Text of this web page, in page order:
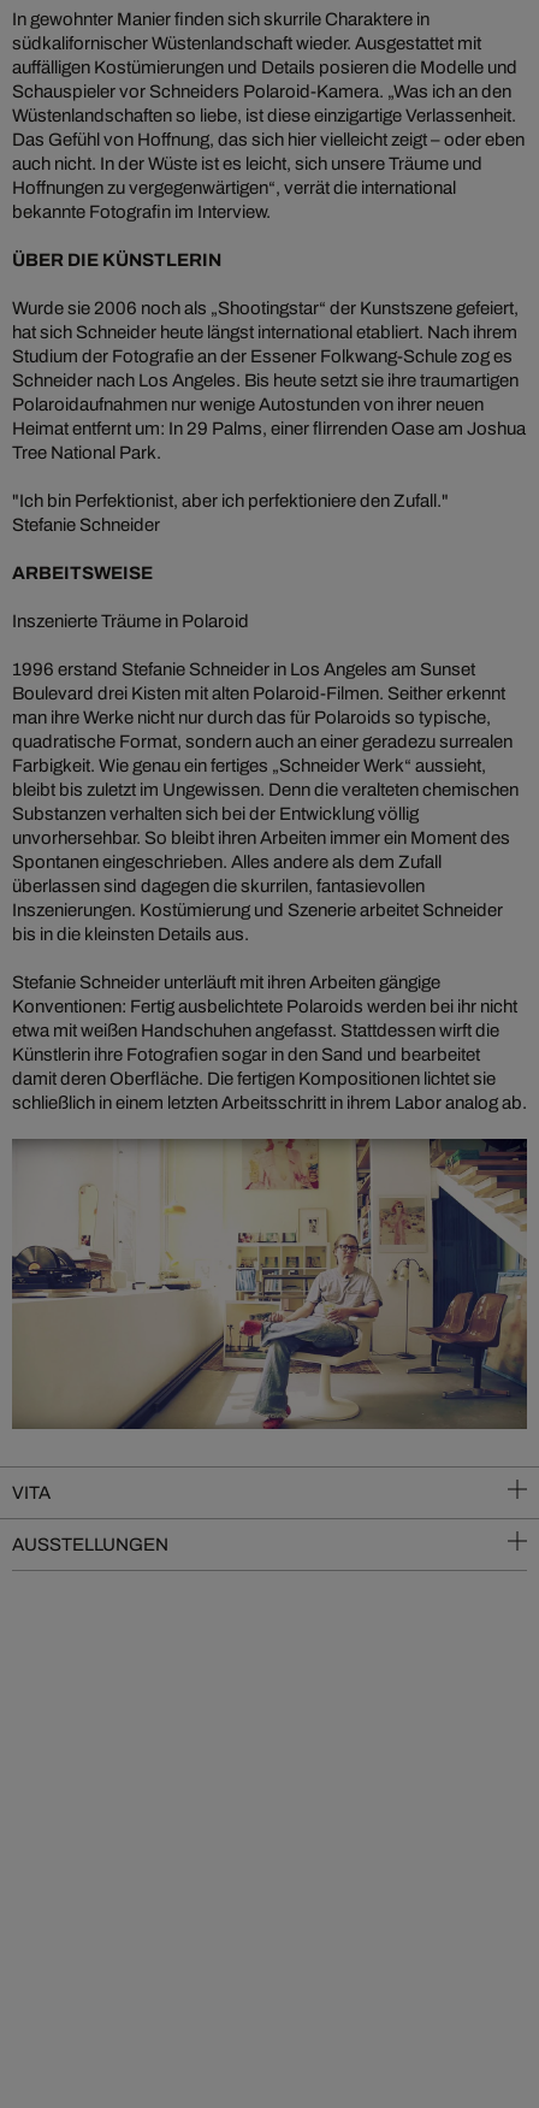
In gewohnter Manier finden sich skurrile Charaktere in
südkalifornischer Wüstenlandschaft wieder. Ausgestattet mit
auffälligen Kostümierungen und Details posieren die Modelle und
Schauspieler vor Schneiders Polaroid-Kamera. „Was ich an den
Wüstenlandschaften so liebe, ist diese einzigartige Verlassenheit.
Das Gefühl von Hoffnung, das sich hier vielleicht zeigt – oder eben
auch nicht. In der Wüste ist es leicht, sich unsere Träume und
Hoffnungen zu vergegenwärtigen“, verrät die international
bekannte Fotografin im Interview.
ÜBER DIE KÜNSTLERIN
Wurde sie 2006 noch als „Shootingstar“ der Kunstszene gefeiert,
hat sich Schneider heute längst international etabliert. Nach ihrem
Studium der Fotografie an der Essener Folkwang-Schule zog es
Schneider nach Los Angeles. Bis heute setzt sie ihre traumartigen
Polaroidaufnahmen nur wenige Autostunden von ihrer neuen
Heimat entfernt um: In 29 Palms, einer flirrenden Oase am Joshua
Tree National Park.
"Ich bin Perfektionist, aber ich perfektioniere den Zufall."
Stefanie Schneider
ARBEITSWEISE
Inszenierte Träume in Polaroid
1996 erstand Stefanie Schneider in Los Angeles am Sunset
Boulevard drei Kisten mit alten Polaroid-Filmen. Seither erkennt
man ihre Werke nicht nur durch das für Polaroids so typische,
quadratische Format, sondern auch an einer geradezu surrealen
Farbigkeit. Wie genau ein fertiges „Schneider Werk“ aussieht,
bleibt bis zuletzt im Ungewissen. Denn die veralteten chemischen
Substanzen verhalten sich bei der Entwicklung völlig
unvorhersehbar. So bleibt ihren Arbeiten immer ein Moment des
Spontanen eingeschrieben. Alles andere als dem Zufall
überlassen sind dagegen die skurrilen, fantasievollen
Inszenierungen. Kostümierung und Szenerie arbeitet Schneider
bis in die kleinsten Details aus.
Stefanie Schneider unterläuft mit ihren Arbeiten gängige
Konventionen: Fertig ausbelichtete Polaroids werden bei ihr nicht
etwa mit weißen Handschuhen angefasst. Stattdessen wirft die
Künstlerin ihre Fotografien sogar in den Sand und bearbeitet
damit deren Oberfläche. Die fertigen Kompositionen lichtet sie
schließlich in einem letzten Arbeitsschritt in ihrem Labor analog ab.
VITA
AUSSTELLUNGEN